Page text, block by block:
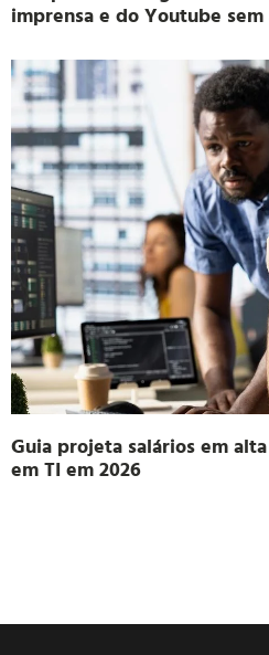
imprensa e do Youtube
Guia projeta salários em
em TI em 2026